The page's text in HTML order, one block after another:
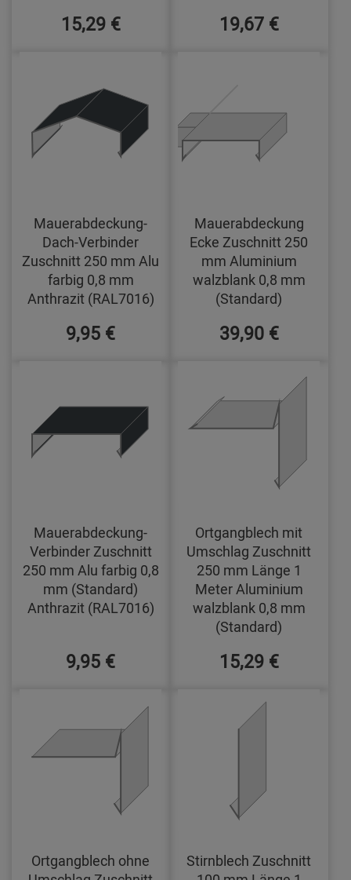
15,29 € 19,67 €
Mauerabdeckung-
Dach-Verbinder
Zuschnitt 250 mm Alu
farbig 0,8 mm
Anthrazit (RAL7016)
9,95 €
Mauerabdeckung
Ecke Zuschnitt 250
mm Aluminium
walzblank 0,8 mm
(Standard)
39,90 €
Mauerabdeckung-
Verbinder Zuschnitt
250 mm Alu farbig 0,8
mm (Standard)
Anthrazit (RAL7016)
9,95 €
Ortgangblech mit
Umschlag Zuschnitt
250 mm Länge 1
Meter Aluminium
walzblank 0,8 mm
(Standard)
15,29 €
Ortgangblech ohne
Stirnblech Zuschnitt